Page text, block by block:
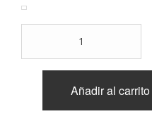
FRENO
NISSAN
Añadir al carrito